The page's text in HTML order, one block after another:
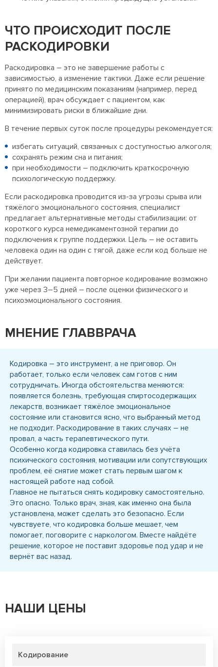
ЧТО ПРОИСХОДИТ ПОСЛЕ
РАСКОДИРОВКИ
Раскодировка – это не завершение работы с
зависимостью, а изменение тактики. Даже если решение
принято по медицинским показаниям (например, перед
операцией), врач обсуждает с пациентом, как
минимизировать риски в ближайшие дни.
В течение первых суток после процедуры рекомендуется:
избегать ситуаций, связанных с доступностью алкоголя;
сохранять режим сна и питания;
при необходимости – подключить краткосрочную
психологическую поддержку.
Если раскодировка проводится из-за угрозы срыва или
тяжёлого эмоционального состояния, специалист
предлагает альтернативные методы стабилизации: от
короткого курса немедикаментозной терапии до
подключения к группе поддержки. Цель – не оставить
человека один на один с тягой, даже если код больше не
действует.
При желании пациента повторное кодирование возможно
уже через 3–5 дней – после оценки физического и
психоэмоционального состояния.
МНЕНИЕ ГЛАВВРАЧА
Кодировка – это инструмент, а не приговор. Он
работает, только если человек сам готов с ним
сотрудничать. Иногда обстоятельства меняются:
появляется болезнь, требующая спиртосодержащих
лекарств, возникает тяжёлое эмоциональное
состояние или становится ясно, что выбранный метод
не подходит. Раскодирование в таких случаях – не
провал, а часть терапевтического пути.
Особенно когда кодировка ставилась без учёта
психического состояния, мотивации или сопутствующих
проблем, её снятие может стать первым шагом к
настоящей работе над собой.
Главное не пытаться снять кодировку самостоятельно.
Это опасно. Только врач, зная, как именно она была
установлена, может сделать это безопасно. Если
чувствуете, что кодировка больше мешает, чем
помогает, поговорите с наркологом. Вместе найдёте
решение, которое не поставит здоровье под удар и не
вернёт вас назад.
НАШИ ЦЕНЫ
Кодирование